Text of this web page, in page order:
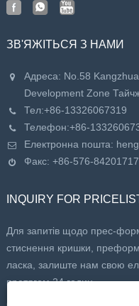
ЗВ'ЯЖІТЬСЯ З НАМИ
Адреса: No.58
Development Zone
Тел:+86-13326067319
Телефон:+86-
Електронна пошта:
Факс: +86-576-84201717
INQUIRY FOR
Для запитів щодо прес-
стиснення кришки,
ласка, залиште нам свою
протягом 24 годин.